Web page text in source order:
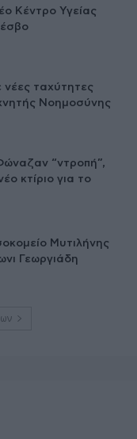
Κέντρο Υγείας
νέες ταχύτητες
Νοημοσύνης
“ντροπή”,
κτίριο για το
Μυτιλήνης
Γεωργιάδη